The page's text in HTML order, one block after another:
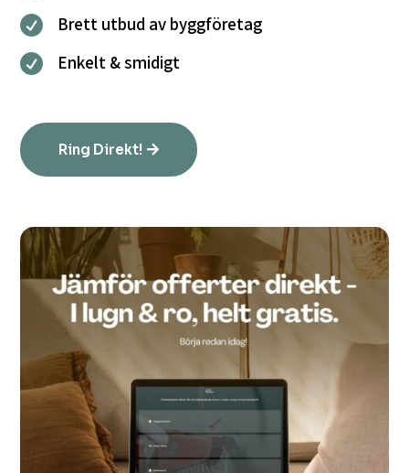
 Brett utbud av byggföretag
 Enkelt & smidigt
Ring Direkt!